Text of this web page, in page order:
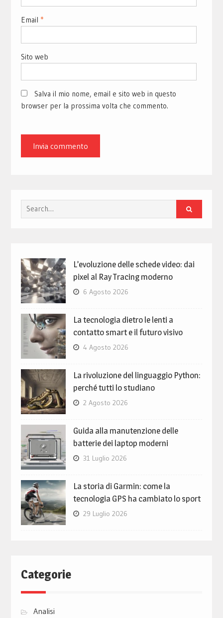
Email *
Sito web
Salva il mio nome, email e sito web in questo
browser per la prossima volta che commento.
Search
for:
L’evoluzione delle schede video: dai
pixel al Ray Tracing moderno
6 Agosto 2026
La tecnologia dietro le lenti a
contatto smart e il futuro visivo
4 Agosto 2026
La rivoluzione del linguaggio Python:
perché tutti lo studiano
2 Agosto 2026
Guida alla manutenzione delle
batterie dei laptop moderni
31 Luglio 2026
La storia di Garmin: come la
tecnologia GPS ha cambiato lo sport
29 Luglio 2026
Categorie
Analisi